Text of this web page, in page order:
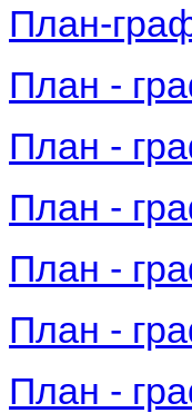
План-
План -
План -
План -
План -
План -
План -